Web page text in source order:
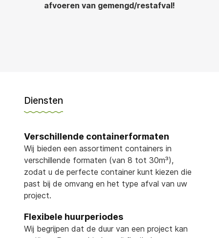
afvoeren van gemengd/restafval!
Diensten
Verschillende containerformaten
Wij bieden een assortiment containers in
verschillende formaten (van 8 tot 30m³),
zodat u de perfecte container kunt kiezen die
past bij de omvang en het type afval van uw
project.
Flexibele huurperiodes
Wij begrijpen dat de duur van een project kan